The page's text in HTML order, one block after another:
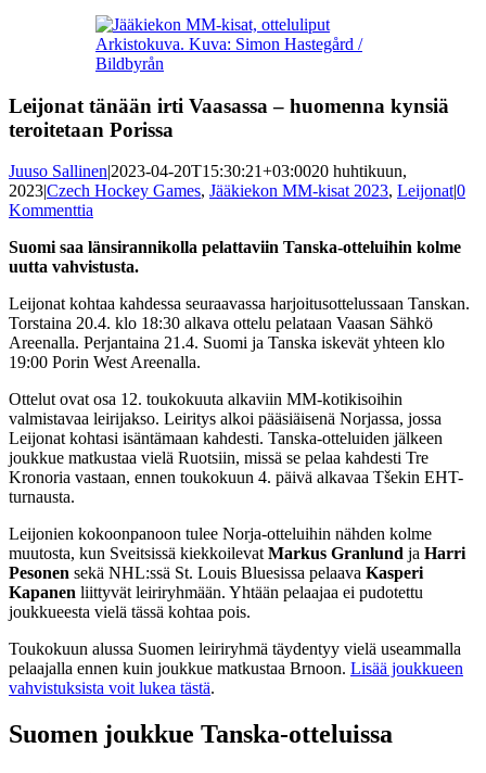
Arkistokuva. Kuva: Simon Hastegård /
Bildbyrån
Leijonat tänään irti Vaasassa – huomenna kynsiä
teroitetaan Porissa
Juuso Sallinen|2023-04-20T15:30:21+03:0020 huhtikuun,
2023|Czech Hockey Games, Jääkiekon MM-kisat 2023, Leijonat|0
Kommenttia
Suomi saa länsirannikolla pelattaviin Tanska-otteluihin kolme
uutta vahvistusta.
Leijonat kohtaa kahdessa seuraavassa harjoitusottelussaan Tanskan.
Torstaina 20.4. klo 18:30 alkava ottelu pelataan Vaasan Sähkö
Areenalla. Perjantaina 21.4. Suomi ja Tanska iskevät yhteen klo
19:00 Porin West Areenalla.
Ottelut ovat osa 12. toukokuuta alkaviin MM-kotikisoihin
valmistavaa leirijakso. Leiritys alkoi pääsiäisenä Norjassa, jossa
Leijonat kohtasi isäntämaan kahdesti. Tanska-otteluiden jälkeen
joukkue matkustaa vielä Ruotsiin, missä se pelaa kahdesti Tre
Kronoria vastaan, ennen toukokuun 4. päivä alkavaa Tšekin EHT-
turnausta.
Leijonien kokoonpanoon tulee Norja-otteluihin nähden kolme
muutosta, kun Sveitsissä kiekkoilevatMarkus Granlund ja Harri
Pesonen sekä NHL:ssä St. Louis Bluesissa pelaava Kasperi
Kapanen liittyvät leiriryhmään. Yhtään pelaajaa ei pudotettu
joukkueesta vielä tässä kohtaa pois.
Toukokuun alussa Suomen leiriryhmä täydentyy vielä useammalla
pelaajalla ennen kuin joukkue matkustaa Brnoon. Lisää joukkueen
vahvistuksista voit lukea tästä.
Suomen joukkue Tanska-otteluissa